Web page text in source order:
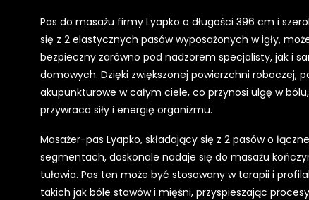
Pas do masażu firmy Lyapko o długości 396 cm i
się z 2 elastycznych pasów wyposażonych w igły,
bezpieczny zarówno pod nadzorem specjalisty, jak i
domowych. Dzięki zwiększonej powierzchni roboczej,
akupunkturowe w całym ciele, co przynosi ulgę w
przywraca siły i energię organizmu.
Masażer-pas Lyapko, składający się z 2 pasów o
segmentach, doskonale nadaje się do masażu
tułowia. Pas ten może być stosowany w terapii i
takich jak bóle stawów i mięśni, przyspieszając